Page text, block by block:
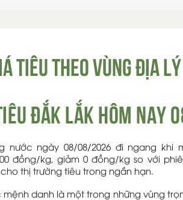
TIÊU THEO VÙNG ĐỊA LÝ
đắk lắk hôm nay
nước ngày 08/08/2026 đi ngang khi
đồng/kg, giảm 0 đồng/kg so với
thị trường tiêu trong ngắn hạn.
danh là một trong những vùng